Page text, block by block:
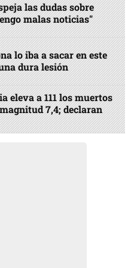
las dudas sobre
malas noticias"
lo iba a sacar en este
dura lesión
eleva a 111 los muertos
7,4; declaran